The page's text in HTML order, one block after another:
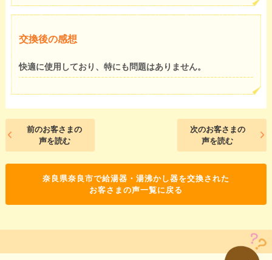
交換後の感想
快適に使用しており、特にも問題はありません。
前のお客さまの
声を読む
次のお客さまの
声を読む
奈良県奈良市で給湯器・湯沸かし器を交換された
お客さまの声一覧に戻る